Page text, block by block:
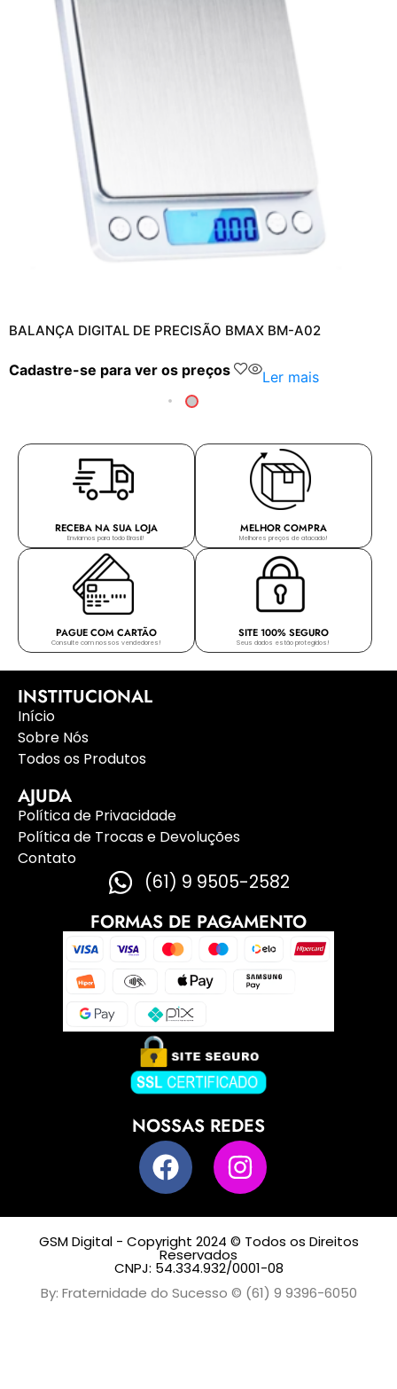
BALANÇA DIGITAL DE PRECISÃO BMAX BM-A02
Cadastre-se para ver os preços Ler mais
RECEBA NA SUA LOJA
Enviamos para todo Brasil!
MELHOR COMPRA
Melhores preços de atacado!
PAGUE COM CARTÃO
Consulte com nossos vendedores!
SITE 100% SEGURO
Seus dados estão protegidos!
INSTITUCIONAL
Início
Sobre Nós
Todos os Produtos
AJUDA
Política de Privacidade
Política de Trocas e Devoluções
Contato
(61) 9 9505-2582
FORMAS DE PAGAMENTO
NOSSAS REDES
GSM Digital - Copyright 2024 © Todos os Direitos
Reservados
CNPJ: 54.334.932/0001-08
By: Fraternidade do Sucesso © (61) 9 9396-6050